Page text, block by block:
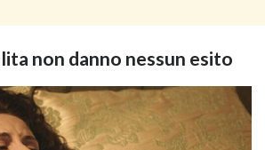
non danno nessun esito